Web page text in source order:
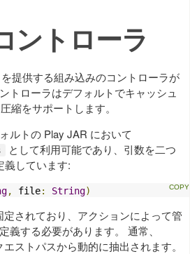
ントローラ
提供する組み込みのコントローラが
トローラはデフォルトでキャッシュ
縮をサポートします。
ルトの Play JAR において
として利用可能であり、引数を二つ
義しています:
, file: String)
されており、アクションによって管
義する必要があります。 通常、
ストパスから動的に抽出されます。